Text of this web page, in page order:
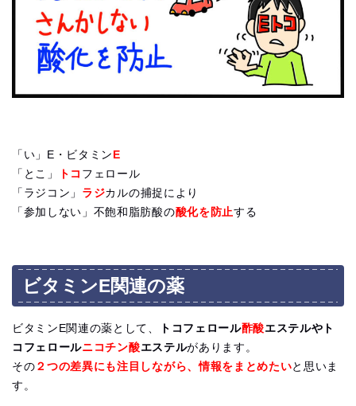
「い」E・ビタミン E
「とこ」
トコ フェロール
「ラジコン」 ラジカルの捕捉により
「参加しない」不飽和脂肪酸の酸化を防止する
ビタミンE関連の薬
ビタミンE関連の薬として、 トコフェロール酢酸エステルやト
コフェロールニコチン酸エステルがあります。
その ２つの差異にも注目しながら、情報をまとめたいと思いま
す。